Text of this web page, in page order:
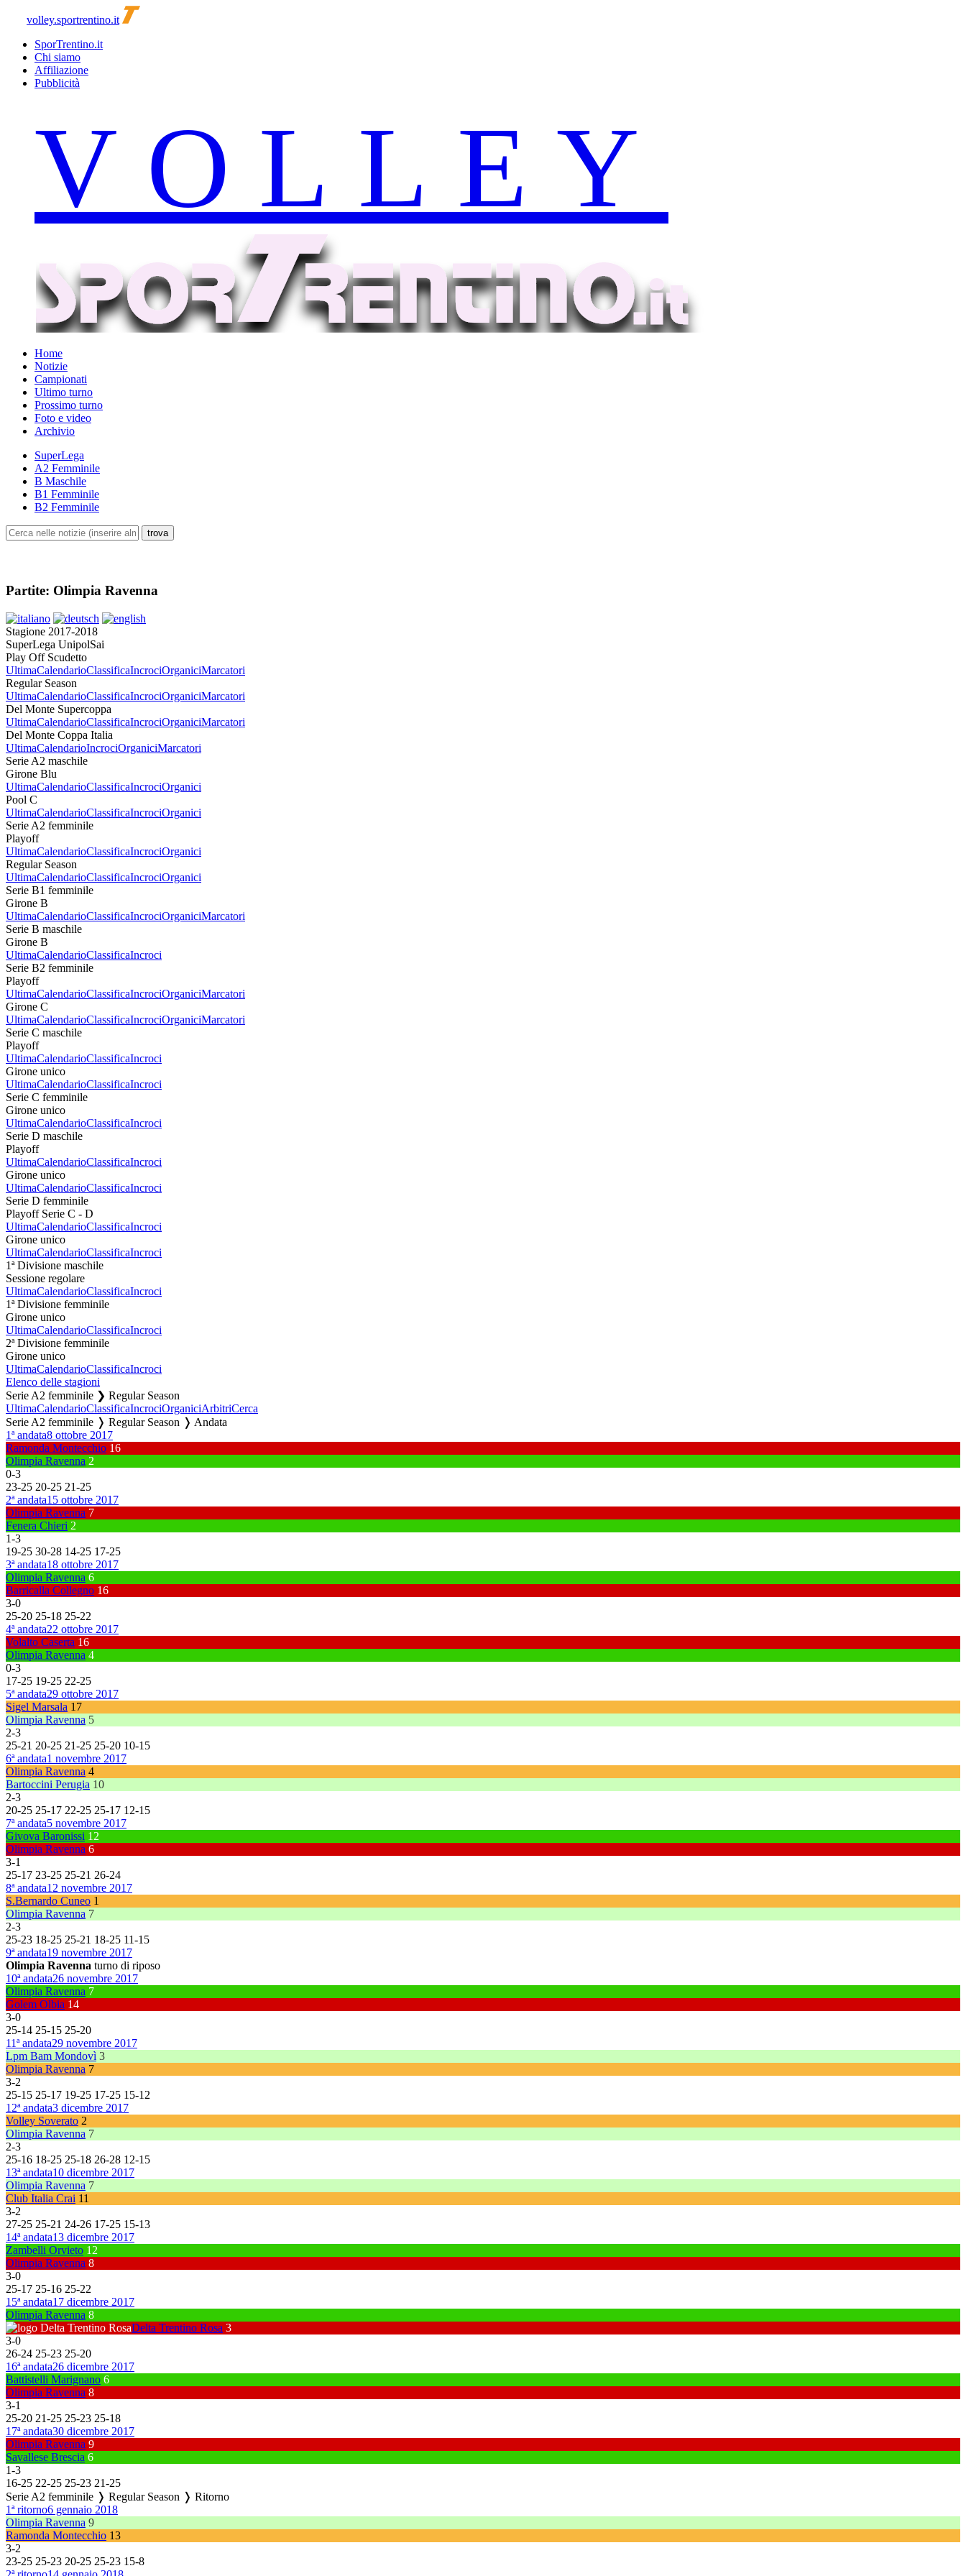
volley.sportrentino.it
SporTrentino.it
Chi siamo
Affiliazione
Pubblicità
Home
Notizie
Campionati
Ultimo turno
Prossimo turno
Foto e video
Archivio
SuperLega
A2 Femminile
B Maschile
B1 Femminile
B2 Femminile
Partite: Olimpia Ravenna
Stagione 2017-2018
SuperLega UnipolSai
Play Off Scudetto
UltimaCalendarioClassificaIncrociOrganiciMarcatori
Regular Season
UltimaCalendarioClassificaIncrociOrganiciMarcatori
Del Monte Supercoppa
UltimaCalendarioClassificaIncrociOrganiciMarcatori
Del Monte Coppa Italia
UltimaCalendarioIncrociOrganiciMarcatori
Serie A2 maschile
Girone Blu
UltimaCalendarioClassificaIncrociOrganici
Pool C
UltimaCalendarioClassificaIncrociOrganici
Serie A2 femminile
Playoff
UltimaCalendarioClassificaIncrociOrganici
Regular Season
UltimaCalendarioClassificaIncrociOrganici
Serie B1 femminile
Girone B
UltimaCalendarioClassificaIncrociOrganiciMarcatori
Serie B maschile
Girone B
UltimaCalendarioClassificaIncroci
Serie B2 femminile
Playoff
UltimaCalendarioClassificaIncrociOrganiciMarcatori
Girone C
UltimaCalendarioClassificaIncrociOrganiciMarcatori
Serie C maschile
Playoff
UltimaCalendarioClassificaIncroci
Girone unico
UltimaCalendarioClassificaIncroci
Serie C femminile
Girone unico
UltimaCalendarioClassificaIncroci
Serie D maschile
Playoff
UltimaCalendarioClassificaIncroci
Girone unico
UltimaCalendarioClassificaIncroci
Serie D femminile
Playoff Serie C - D
UltimaCalendarioClassificaIncroci
Girone unico
UltimaCalendarioClassificaIncroci
1ª Divisione maschile
Sessione regolare
UltimaCalendarioClassificaIncroci
1ª Divisione femminile
Girone unico
UltimaCalendarioClassificaIncroci
2ª Divisione femminile
Girone unico
UltimaCalendarioClassificaIncroci
Elenco delle stagioni
Serie A2 femminile ❯ Regular Season
UltimaCalendarioClassificaIncrociOrganiciArbitriCerca
Serie A2 femminile ❭ Regular Season ❭ Andata
1ª andata8 ottobre 2017
Ramonda Montecchio 16
Olimpia Ravenna 2
0-3
23-25 20-25 21-25
2ª andata15 ottobre 2017
Olimpia Ravenna 7
Fenera Chieri 2
1-3
19-25 30-28 14-25 17-25
3ª andata18 ottobre 2017
Olimpia Ravenna 6
Barricalla Collegno 16
3-0
25-20 25-18 25-22
4ª andata22 ottobre 2017
Volalto Caserta 16
Olimpia Ravenna 4
0-3
17-25 19-25 22-25
5ª andata29 ottobre 2017
Sigel Marsala 17
Olimpia Ravenna 5
2-3
25-21 20-25 21-25 25-20 10-15
6ª andata1 novembre 2017
Olimpia Ravenna 4
Bartoccini Perugia 10
2-3
20-25 25-17 22-25 25-17 12-15
7ª andata5 novembre 2017
Givova Baronissi 12
Olimpia Ravenna 6
3-1
25-17 23-25 25-21 26-24
8ª andata12 novembre 2017
S.Bernardo Cuneo 1
Olimpia Ravenna 7
2-3
25-23 18-25 25-21 18-25 11-15
9ª andata19 novembre 2017
Olimpia Ravenna turno di riposo
10ª andata26 novembre 2017
Olimpia Ravenna 7
Golem Olbia 14
3-0
25-14 25-15 25-20
11ª andata29 novembre 2017
Lpm Bam Mondovì 3
Olimpia Ravenna 7
3-2
25-15 25-17 19-25 17-25 15-12
12ª andata3 dicembre 2017
Volley Soverato 2
Olimpia Ravenna 7
2-3
25-16 18-25 25-18 26-28 12-15
13ª andata10 dicembre 2017
Olimpia Ravenna 7
Club Italia Crai 11
3-2
27-25 25-21 24-26 17-25 15-13
14ª andata13 dicembre 2017
Zambelli Orvieto 12
Olimpia Ravenna 8
3-0
25-17 25-16 25-22
15ª andata17 dicembre 2017
Olimpia Ravenna 8
Delta Trentino Rosa 3
3-0
26-24 25-23 25-20
16ª andata26 dicembre 2017
Battistelli Marignano 6
Olimpia Ravenna 8
3-1
25-20 21-25 25-23 25-18
17ª andata30 dicembre 2017
Olimpia Ravenna 9
Savallese Brescia 6
1-3
16-25 22-25 25-23 21-25
Serie A2 femminile ❭ Regular Season ❭ Ritorno
1ª ritorno6 gennaio 2018
Olimpia Ravenna 9
Ramonda Montecchio 13
3-2
23-25 25-23 20-25 25-23 15-8